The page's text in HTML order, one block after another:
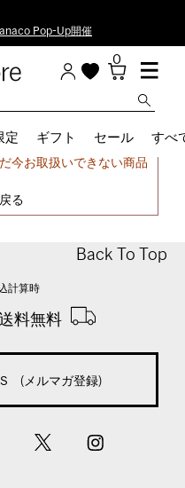
Pop-Up開催
0
定 ギフト セール すべ
せん。
今お取扱いできない商品
る
Back To Top
計算時
料無料
(メルマガ登録)